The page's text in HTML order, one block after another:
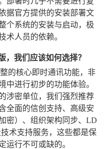
据官方提供的安装部署文
个系统的安装与启动，极
术人员的依赖。
，我们应该如何选择？
的核心即时通讯功能，非
中进行初步的功能体验。
涉密单位，我们强烈推荐
全面的信创支持、高级安
密）、组织架构同步、LD
术支持服务，这些都是保
运行不可或缺的。